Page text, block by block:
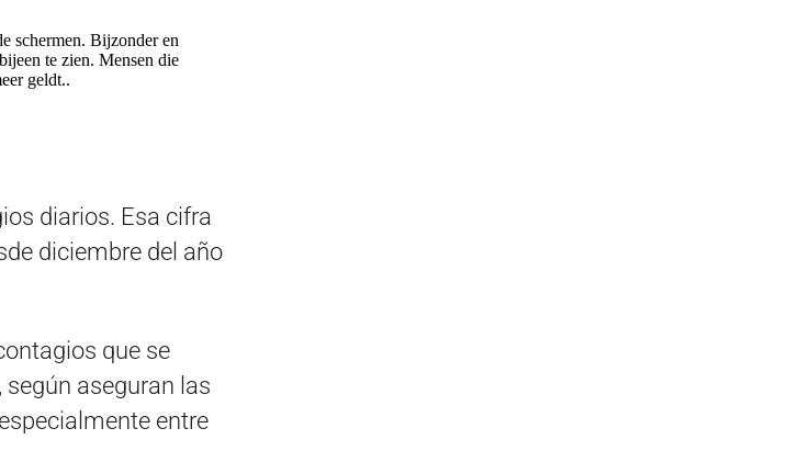
schermen. Bijzonder en
te zien. Mensen die
geldt..
diarios. Esa cifra
diciembre del año
que se
aseguran las
entre